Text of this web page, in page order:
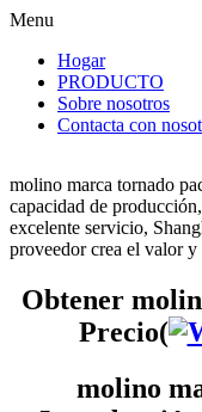
Menu
Hogar
PRODUCTO
Sobre nosotros
Contacta con
molino marca tornado
capacidad de
excelente servicio,
proveedor crea el valor y
Obtener
Precio(
molino